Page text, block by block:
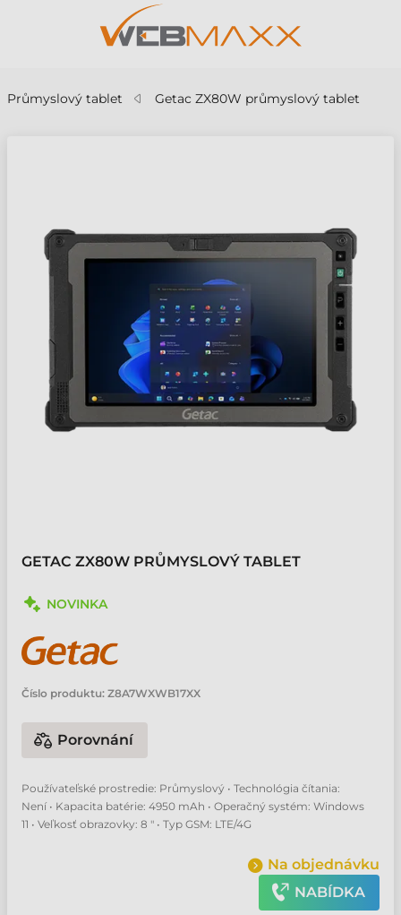
Průmyslový tablet Getac ZX80W průmyslový tablet
GETAC ZX80W PRŮMYSLOVÝ TABLET
NOVINKA
Číslo produktu: Z8A7WXWB17XX
Porovnání
Používateľské prostredie: Průmyslový • Technológia čítania:
Není • Kapacita batérie: 4950 mAh • Operačný systém: Windows
11 • Veľkosť obrazovky: 8 " • Typ GSM: LTE/4G
Na objednávku
NABÍDKA